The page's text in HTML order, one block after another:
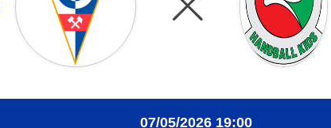
07/05/2026 19:00